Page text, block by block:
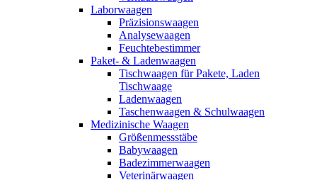
Laborwaagen
Präzisionswaagen
Analysewaagen
Feuchtebestimmer
Paket- & Ladenwaagen
Tischwaagen für Pakete, Laden
Tischwaage
Ladenwaagen
Taschenwaagen & Schulwaagen
Medizinische Waagen
Größenmessstäbe
Babywaagen
Badezimmerwaagen
Veterinärwaagen